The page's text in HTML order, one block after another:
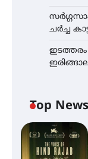
ചർച്ച
ഇടത്തരം
Top News